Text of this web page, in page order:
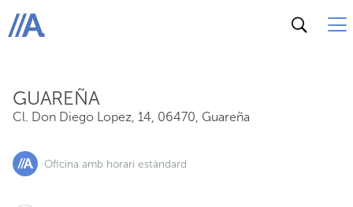
ABANCA
GUAREÑA
Cl. Don Diego Lopez, 14, 06470, Guareña
Oficina amb horari estàndard
Cl. Don Diego Lopez, 14, 06470, Guareña